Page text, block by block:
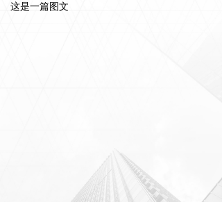
这是一篇图文